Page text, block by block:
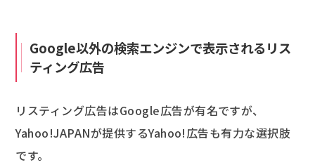
Google以外の検索エンジンで表示されるリス
ティング広告
リスティング広告はGoogle広告が有名ですが、
Yahoo!JAPANが提供するYahoo!広告も有力な選択肢
です。